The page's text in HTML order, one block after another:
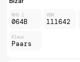
RHS 1
064B
VBN
111642
Kleur
Paars